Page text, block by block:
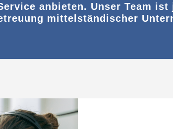
anbieten. Unser Team
mittelständischer